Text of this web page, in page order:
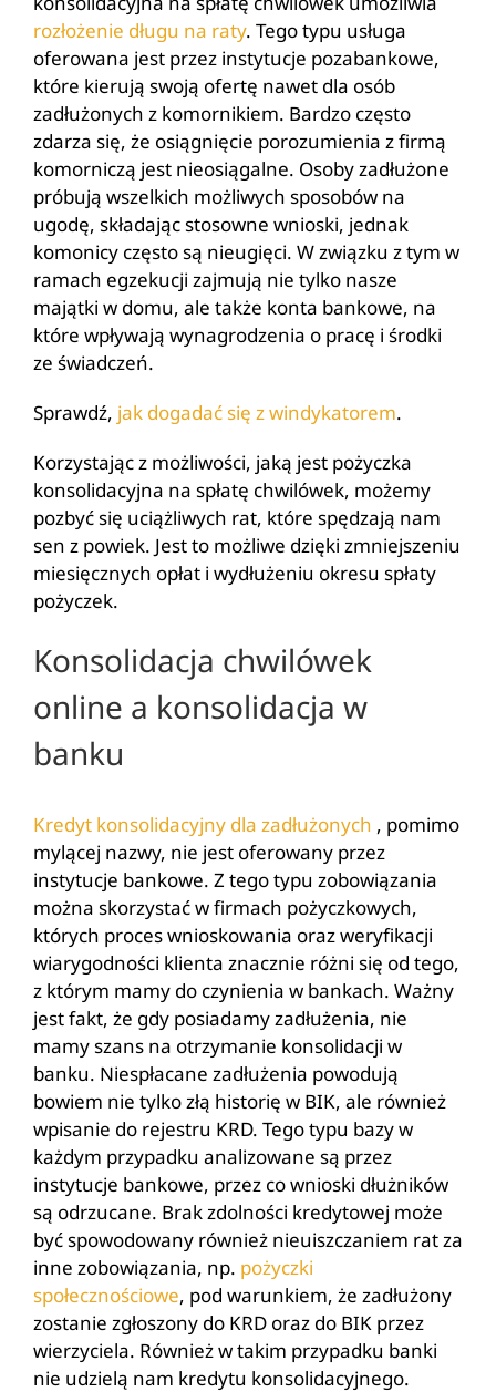
rozłożenie długu na raty. Tego typu usługa
oferowana jest przez instytucje pozabankowe,
które kierują swoją ofertę nawet dla osób
zadłużonych z komornikiem. Bardzo często
zdarza się, że osiągnięcie porozumienia z firmą
komorniczą jest nieosiągalne. Osoby zadłużone
próbują wszelkich możliwych sposobów na
ugodę, składając stosowne wnioski, jednak
komonicy często są nieugięci. W związku z tym w
ramach egzekucji zajmują nie tylko nasze
majątki w domu, ale także konta bankowe, na
które wpływają wynagrodzenia o pracę i środki
ze świadczeń.
Sprawdź, jak dogadać się z windykatorem.
Korzystając z możliwości, jaką jest pożyczka
konsolidacyjna na spłatę chwilówek, możemy
pozbyć się uciążliwych rat, które spędzają nam
sen z powiek. Jest to możliwe dzięki zmniejszeniu
miesięcznych opłat i wydłużeniu okresu spłaty
pożyczek.
Konsolidacja chwilówek
online a konsolidacja w
banku
Kredyt konsolidacyjny dla zadłużonych , pomimo
mylącej nazwy, nie jest oferowany przez
instytucje bankowe. Z tego typu zobowiązania
można skorzystać w firmach pożyczkowych,
których proces wnioskowania oraz weryfikacji
wiarygodności klienta znacznie różni się od tego,
z którym mamy do czynienia w bankach. Ważny
jest fakt, że gdy posiadamy zadłużenia, nie
mamy szans na otrzymanie konsolidacji w
banku. Niespłacane zadłużenia powodują
bowiem nie tylko złą historię w BIK, ale również
wpisanie do rejestru KRD. Tego typu bazy w
każdym przypadku analizowane są przez
instytucje bankowe, przez co wnioski dłużników
są odrzucane. Brak zdolności kredytowej może
być spowodowany również nieuiszczaniem rat za
inne zobowiązania, np. pożyczki
społecznościowe, pod warunkiem, że zadłużony
zostanie zgłoszony do KRD oraz do BIK przez
wierzyciela. Również w takim przypadku banki
nie udzielą nam kredytu konsolidacyjnego.